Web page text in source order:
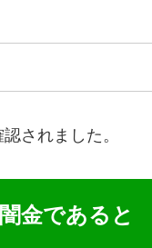
されました。
金であると